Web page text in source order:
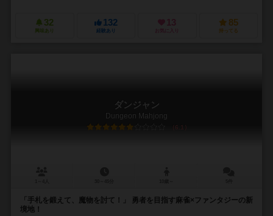
32
興味あり
132
経験あり
13
お気に入り
85
持ってる
ダンジャン
Dungeon Mahjong
6.1
「手札を鍛えて、魔物を討て！」 勇者を目指す麻雀×ファンタジーの新
境地！